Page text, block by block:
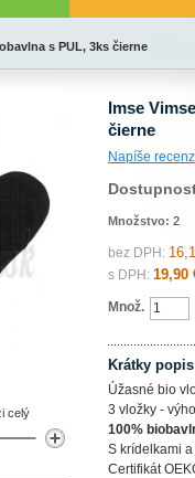
s PUL, 3ks čierne
Imse
čierne
Napíše
Množstvo: 2
bez DPH:
s DPH: 19,90
Množ.
Krátky popis
Úžasné bio
3 vložky -
100%
S krídelkami
Certifikát
celý